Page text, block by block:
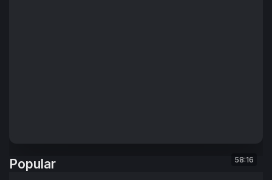
커뮤니케이션이라는 큰 그림의 응집력 있는 부분으로 봅니
다. 우리는 이 접근 방식이 은행이 브랜딩을 개선하고 고객
Popular 58:16